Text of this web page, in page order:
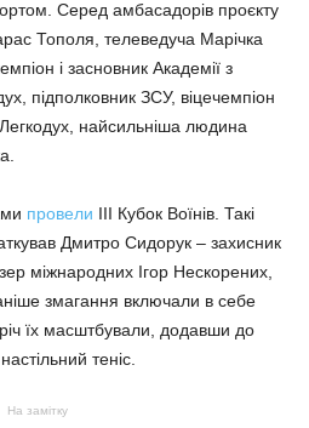
Серед амбасадорів проєкту
Тополя, телеведуча Марічка
і засновник Академії з
підполковник ЗСУ, віцечемпіон
Легкодух, найсильніша людина
провели III Кубок Воїнів. Такі
Дмитро Сидорук – захисник
міжнародних Ігор Нескорених,
змагання включали в себе
їх масштбували, додавши до
теніс.
На замітку